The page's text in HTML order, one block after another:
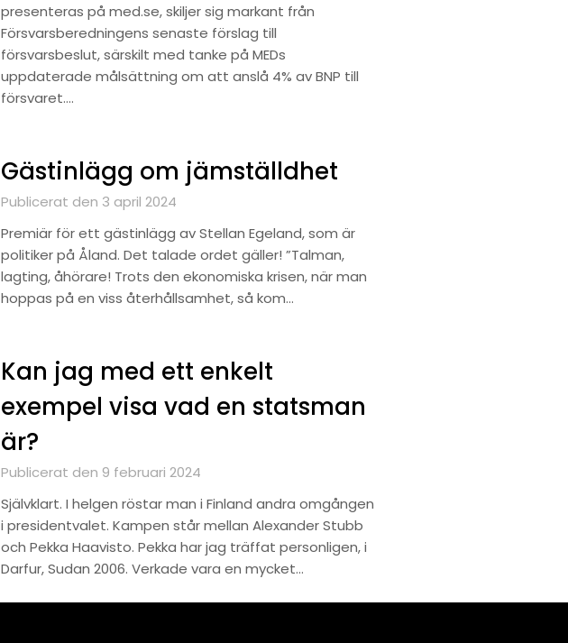
presenteras på med.se, skiljer sig markant från
Försvarsberedningens senaste förslag till
försvarsbeslut, särskilt med tanke på MEDs
uppdaterade målsättning om att anslå 4% av BNP till
försvaret….
Gästinlägg om jämställdhet
Publicerat den 3 april 2024
Premiär för ett gästinlägg av Stellan Egeland, som är
politiker på Åland. Det talade ordet gäller! ”Talman,
lagting, åhörare! Trots den ekonomiska krisen, när man
hoppas på en viss återhållsamhet, så kom…
Kan jag med ett enkelt
exempel visa vad en statsman
är?
Publicerat den 9 februari 2024
Självklart. I helgen röstar man i Finland andra omgången
i presidentvalet. Kampen står mellan Alexander Stubb
och Pekka Haavisto. Pekka har jag träffat personligen, i
Darfur, Sudan 2006. Verkade vara en mycket…